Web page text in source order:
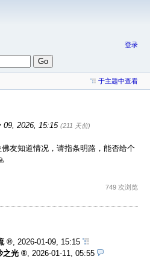
登录
于主题中查看
09, 2026, 15:15 (211 天前)
友知道情况，请指条明路，能否给个
749 次浏览
2026-01-09, 15:15
之光
2026-01-11, 05:55